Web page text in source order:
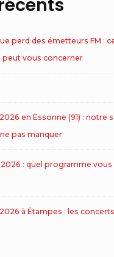
perd des émetteurs FM :
peut vous concerner
en Essonne (91) : notre
pas manquer
: quel programme vous
à Étampes : les